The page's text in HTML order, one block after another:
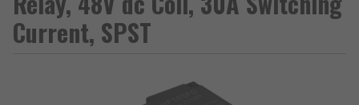
Current, SPST